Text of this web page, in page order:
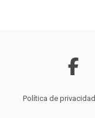
Política de privacidad